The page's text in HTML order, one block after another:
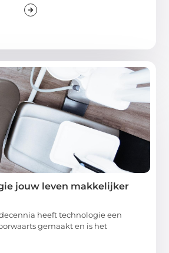
jouw leven makkelijker
heeft technologie een
gemaakt en is het